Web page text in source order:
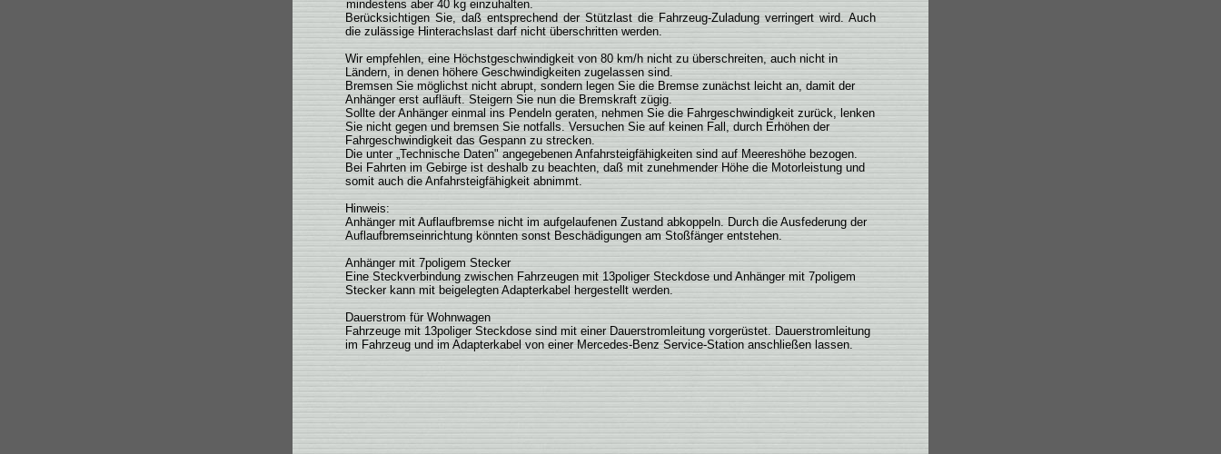
mindestens aber 40 kg ein­zuhalten.
Berücksichtigen Sie, daß entsprechend der Stützlast die Fahrzeug-Zuladung verringert wird. Auch
die zulässige Hinterachslast darf nicht überschritten werden.
Wir empfehlen, eine Höchstgeschwindigkeit von 80 km/h nicht zu überschreiten, auch nicht in
Ländern, in denen höhere Geschwindigkeiten zugelassen sind.
Bremsen Sie möglichst nicht abrupt, sondern legen Sie die Bremse zunächst leicht an, damit der
Anhänger erst aufläuft. Steigern Sie nun die Bremskraft zügig.
Sollte der Anhänger einmal ins Pendeln geraten, nehmen Sie die Fahrgeschwindigkeit zurück, lenken
Sie nicht gegen und bremsen Sie notfalls. Versuchen Sie auf keinen Fall, durch Erhöhen der
Fahrgeschwindigkeit das Gespann zu strecken.
Die unter „Technische Daten" angegebenen Anfahrsteigfähigkeiten sind auf Meereshöhe bezogen.
Bei Fahrten im Gebirge ist deshalb zu beachten, daß mit zunehmender Höhe die Motorleistung und
somit auch die Anfahrsteigfähigkeit abnimmt.
Hinweis:
Anhänger mit Auflaufbremse nicht im aufgelaufenen Zustand abkoppeln. Durch die Ausfederung der
Auflaufbremseinrichtung könnten sonst Beschädigungen am Stoßfänger entstehen.
Anhänger mit 7poligem Stecker
Eine Steckverbindung zwischen Fahrzeugen mit 13poliger Steckdose und Anhänger mit 7poligem
Stecker kann mit beigelegten Adapterkabel hergestellt werden.
Dauerstrom für Wohnwagen
Fahrzeuge mit 13poliger Steckdose sind mit einer Dauerstromleitung vorgerüstet. Dauerstromleitung
im Fahrzeug und im Adapterkabel von einer Mercedes-Benz Service-Station anschließen lassen.